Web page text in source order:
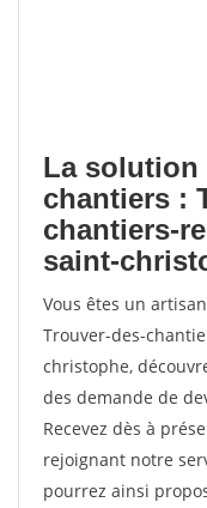
La solution
chantiers :
chantiers-
saint-
Vous êtes un
Trouver-des-
christophe,
des demande de
Recevez dès à
rejoignant notre
pourrez ainsi